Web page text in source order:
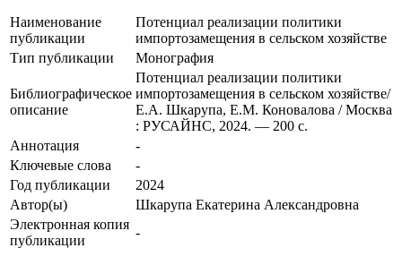
Наименование
публикации
Потенциал реализации политики
импортозамещения в сельском хозяйстве
Тип публикации
Монография
Библиографическое
описание
Потенциал реализации политики
импортозамещения в сельском хозяйстве/
Е.А. Шкарупа, Е.М. Коновалова / Москва
: РУСАЙНС, 2024. — 200 с.
Аннотация
-
Ключевые cлова
-
Год публикации
2024
Автор(ы)
Шкарупа Екатерина Александровна
Электронная копия
публикации
-